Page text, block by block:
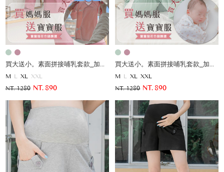
買大送小。素面拼接哺乳套款_加贈寶寶服
M L XL XXL
NT. 1280 NT. 890
買大送小。素面拼接哺乳套款_加贈寶寶服
M L XL XXL
NT. 1280 NT. 890